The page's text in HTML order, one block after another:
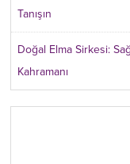
Tanışın
Doğal Elma Sirkesi:
Kahramanı